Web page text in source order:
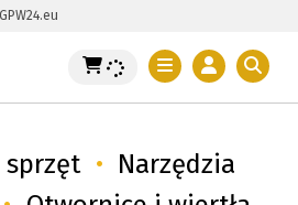
sprzęt • Narzędzia